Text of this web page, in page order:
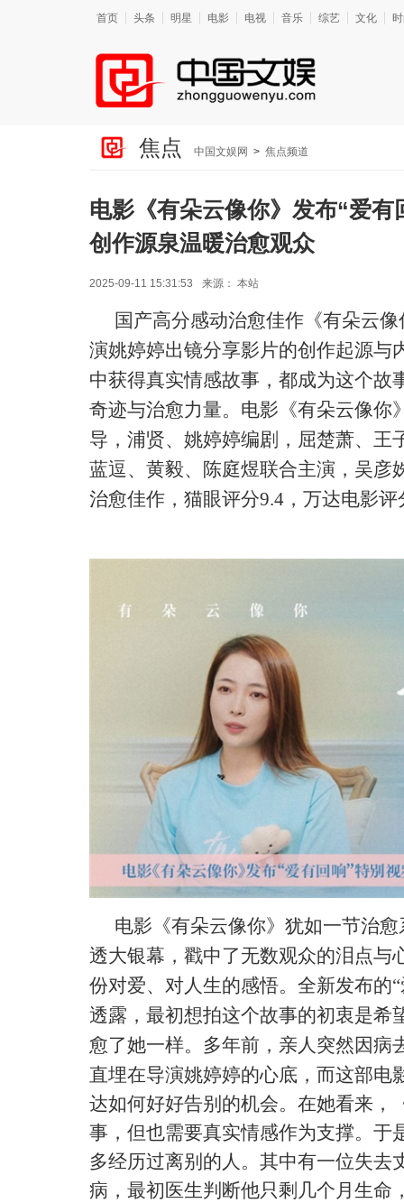
首页 头条 明星 电影 电视 音乐 综艺 文化
焦点 中国文娱网 > 焦点频道
电影《有朵云像你》发布“爱
创作源泉温暖治愈观众
2025-09-11 15:31:53 来源： 本站
国产高分感动治愈佳作《有朵云
演姚婷婷出镜分享影片的创作起源与
中获得真实情感故事，都成为这个故
奇迹与治愈力量。电影《有朵云像你
导，浦贤、姚婷婷编剧，屈楚萧、王
蓝逗、黄毅、陈庭煜联合主演，吴彦
治愈佳作，猫眼评分9.4，万达电影
电影《有朵云像你》犹如一节治
透大银幕，戳中了无数观众的泪点与
份对爱、对人生的感悟。全新发布的
透露，最初想拍这个故事的初衷是希
愈了她一样。多年前，亲人突然因病
直埋在导演姚婷婷的心底 ，而这部
达如何好好告别的机会。在她看来，
事，但也需要真实情感作为支撑。于
多经历过离别的人。其中有一位失去
病 ，最初医生判断他只剩几个月生命